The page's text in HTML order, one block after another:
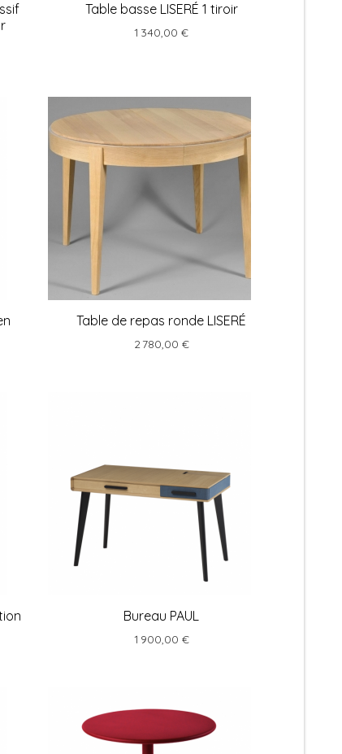
Table basse LISERÉ 1 tiroir
1 340,00 €
Table de repas ronde LISERÉ
2 780,00 €
Bureau PAUL
1 900,00 €